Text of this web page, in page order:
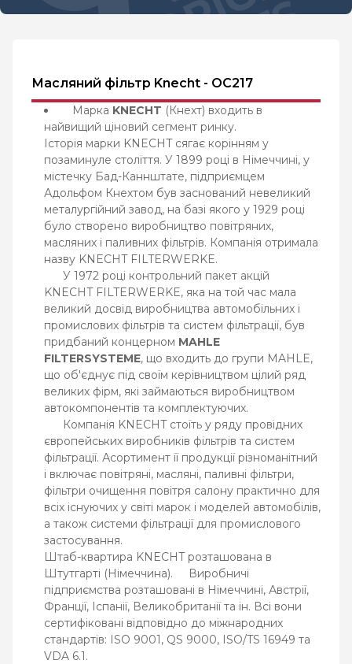
Масляний фільтр Knecht - OC217
Марка KNECHT (Кнехт) входить в
найвищий ціновий сегмент ринку.
Історія марки KNECHT сягає корінням у
позаминуле століття. У 1899 році в Німеччині, у
містечку Бад-Каннштате, підприємцем
Адольфом Кнехтом був заснований невеликий
металургійний завод, на базі якого у 1929 році
було створено виробництво повітряних,
масляних і паливних фільтрів. Компанія отримала
назву KNECHT FILTERWERKE.
У 1972 році контрольний пакет акцій
KNECHT FILTERWERKE, яка на той час мала
великий досвід виробництва автомобільних і
промислових фільтрів та систем фільтрації, був
придбаний концерном MAHLE
FILTERSYSTEME, що входить до групи MAHLE,
що об'єднує під своїм керівництвом цілий ряд
великих фірм, які займаються виробництвом
автокомпонентів та комплектуючих.
Компанія KNECHT стоїть у ряду провідних
європейських виробників фільтрів та систем
фільтрації. Асортимент її продукції різноманітний
і включає повітряні, масляні, паливні фільтри,
фільтри очищення повітря салону практично для
всіх існуючих у світі марок і моделей автомобілів,
а також системи фільтрації для промислового
застосування.
Штаб-квартира KNECHT розташована в
Штутгарті (Німеччина). Виробничі
підприємства розташовані в Німеччині, Австрії,
Франції, Іспанії, Великобританії та ін. Всі вони
сертифіковані відповідно до міжнародних
стандартів: ISO 9001, QS 9000, ISO/TS 16949 та
VDA 6.1.